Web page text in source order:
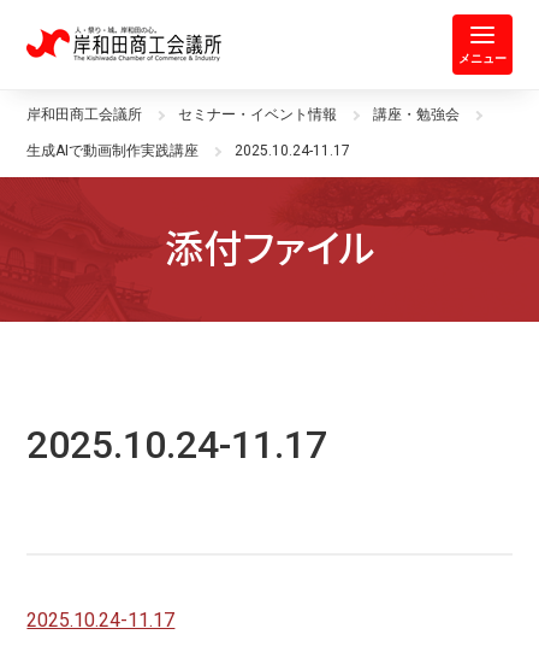
岸和田商工会議所 | 人・祭り・城。
メニュー
岸和田商工会議所 セミナー・イベント情報 講座・勉強会
生成AIで動画制作実践講座 2025.10.24-11.17
添付ファイル
2025.10.24-11.17
2025.10.24-11.17